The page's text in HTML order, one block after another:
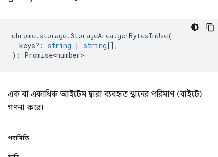
chrome. storage.StorageArea.getBytesInUse(
keys? : string | string[],
) : Promise<number>
এক বা একাধিক আইটেম দ্বারা ব্যবহৃত স্থানের পরিমাণ (বাইটে)
গণনা করে।
পরামিতি